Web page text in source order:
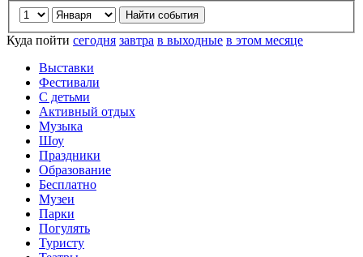
Куда пойти сегодня завтра в выходные в этом месяце
Выставки
Фестивали
С детьми
Активный отдых
Музыка
Шоу
Праздники
Образование
Бесплатно
Музеи
Парки
Погулять
Туристу